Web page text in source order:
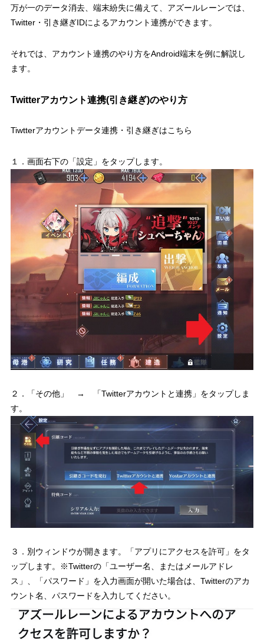
万が一のデータ消去、端末紛失に備えて、アズールレーンでは、
Twitter・引き継ぎIDによるアカウント連携ができます。
それでは、アカウント連携のやり方をAndroid端末を例に解説し
ます。
Twitterアカウント連携(引き継ぎ)のやり方
Tiwtterアカウントデータ連携・引き継ぎはこちら
１．画面右下の「設定」をタップします。
２．「その他」 → 「Twitterアカウントと連携」をタップしま
す。
３．別ウィンドウが開きます。「アプリにアクセスを許可」をタ
ップします。※Twitterの「ユーザー名、またはメールアドレ
ス」、「パスワード」を入力画面が開いた場合は、Twitterのアカ
ウント名、パスワードを入力してください。